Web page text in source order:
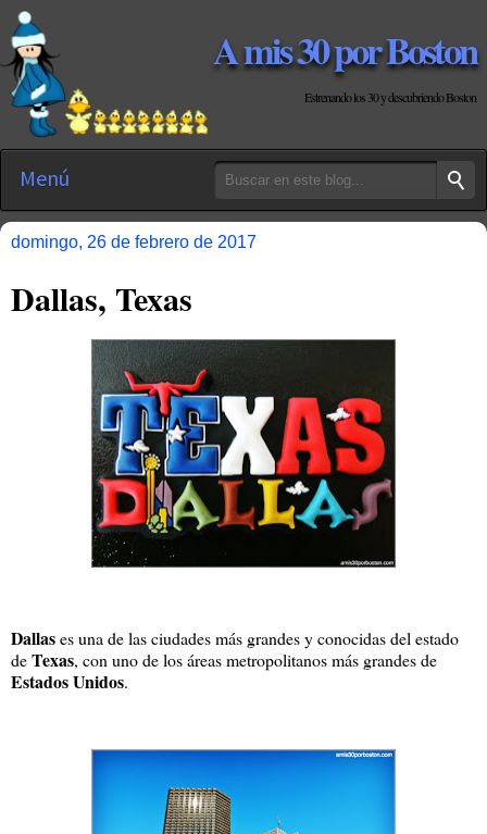
A mis 30 por Boston
Estrenando los 30 y descubriendo Boston
Menú
domingo, 26 de febrero de 2017
Dallas, Texas
Dallases una de las ciudades más grandes y conocidas del estado
deTexas, con uno de los áreas metropolitanos más grandes de
Estados Unidos.